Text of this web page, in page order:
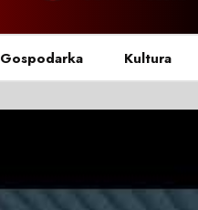
Gospodarka Kultura